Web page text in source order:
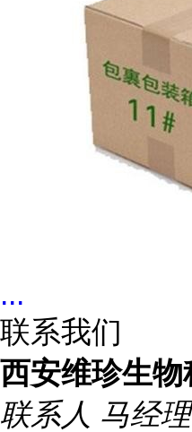
...
联系我们
西安维珍生物
联系人 马经理